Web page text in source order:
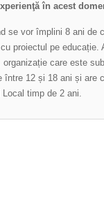
în acest
se vor împlini 8 ani
proiectul pe educație.
organizație care este
între 12 și 18 ani și are
Local timp de 2 ani.